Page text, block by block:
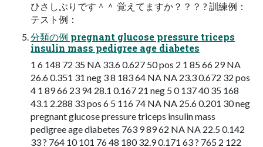
ひさしぶりです＾＾ 覚えてますか？？？ ? 訓練例：
テスト例：
分類の例 pregnant glucose pressure triceps
insulin mass pedigree age diabetes
1 6 148 72 35 NA 33.6 0.627 50 pos 2 1 85 66 29 NA
26.6 0.351 31 neg 3 8 183 64 NA NA 23.3 0.672 32 pos
4 1 89 66 23 94 28.1 0.167 21 neg 5 0 137 40 35 168
43.1 2.288 33 pos 6 5 116 74 NA NA 25.6 0.201 30 neg
pregnant glucose pressure triceps insulin mass
pedigree age diabetes 763 9 89 62 NA NA 22.5 0.142
33 ? 764 10 101 76 48 180 32.9 0.171 63 ? 765 2 122